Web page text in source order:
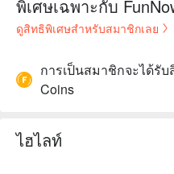
พิเศษเฉพาะกับ
ดูสิทธิพิเศษสำหรับสมาชิกเลย
การเป็นสมาชิกจะได้รั
Coins
ไฮไลท์